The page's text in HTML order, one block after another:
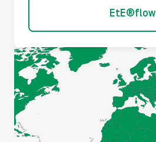
EtE®flow